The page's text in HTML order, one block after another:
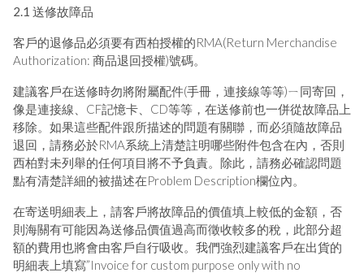
2.1 送修故障品
客戶的退修品必須要有西柏授權的RMA(Return Merchandise
Authorization: 商品退回授權)號碼。
建議客戶在送修時勿將附屬配件(手冊，連接線等等)ㄧ同寄回，
像是連接線、CF記憶卡、CD等等，在送修前也一併從故障品上
移除。如果這些配件跟所描述的問題有關聯，而必須隨故障品
退回，請務必於RMA系統上清楚註明哪些附件包含在內，否則
西柏對未列舉的任何項目將不予負責。除此，請務必確認問題
點有清楚詳細的被描述在Problem Description欄位內。
在寄送明細表上，請客戶將故障品的價值填上較低的金額，否
則海關有可能因為送修品價值過高而徵收較多的稅，此部分超
額的費用也將會由客戶自行吸收。我們強烈建議客戶在出貨的
明細表上填寫”Invoice for custom purpose only with no